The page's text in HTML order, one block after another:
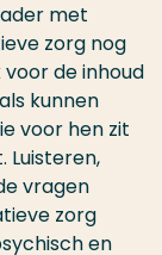
met
zorg nog
de inhoud
kunnen
voor hen zit
Luisteren,
vragen
zorg
en